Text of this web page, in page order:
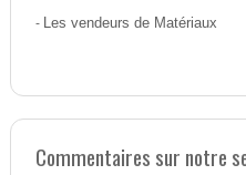
- Les vendeurs de Matériaux
Commentaires sur notre